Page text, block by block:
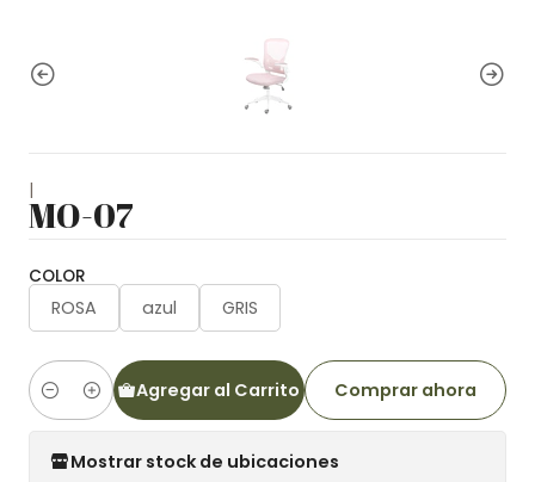
|
MO-07
COLOR
ROSA azul GRIS
Cantidad
Agregar al Carrito Comprar ahora
Mostrar stock de ubicaciones